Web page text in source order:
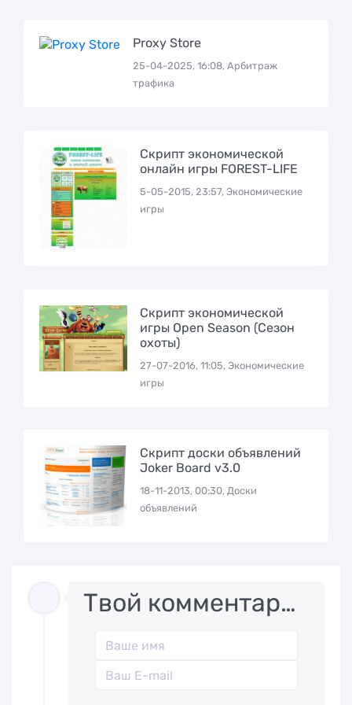
Proxy Store
25-04-2025, 16:08, Арбитраж
трафика
Скрипт экономической
онлайн игры FOREST-LIFE
5-05-2015, 23:57, Экономические
игры
Скрипт экономической
игры Open Season (Сезон
охоты)
27-07-2016, 11:05, Экономические
игры
Скрипт доски объявлений
Joker Board v3.0
18-11-2013, 00:30, Доски
объявлений
Твой комментарий..